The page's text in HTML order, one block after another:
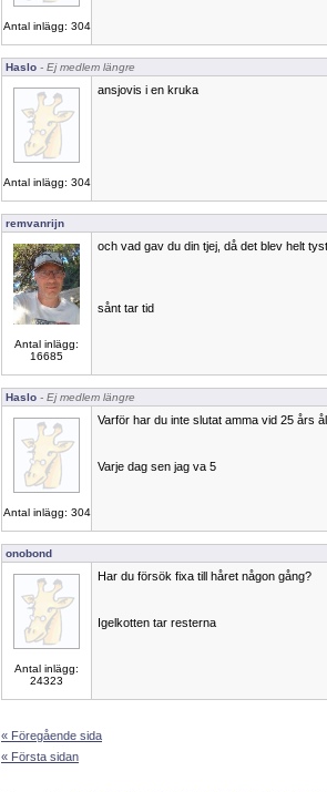
Antal inlägg: 304
Haslo - Ej medlem längre
Antal inlägg: 304
ansjovis i en kruka
remvanrijn
Antal inlägg:
16685
och vad gav du din tjej, då det blev helt
sånt tar tid
Haslo - Ej medlem längre
Antal inlägg: 304
Varför har du inte slutat amma vid 25 års
Varje dag sen jag va 5
onobond
Antal inlägg:
24323
Har du försök fixa till håret någon gång?
Igelkotten tar resterna
« Föregående sida
« Första sidan